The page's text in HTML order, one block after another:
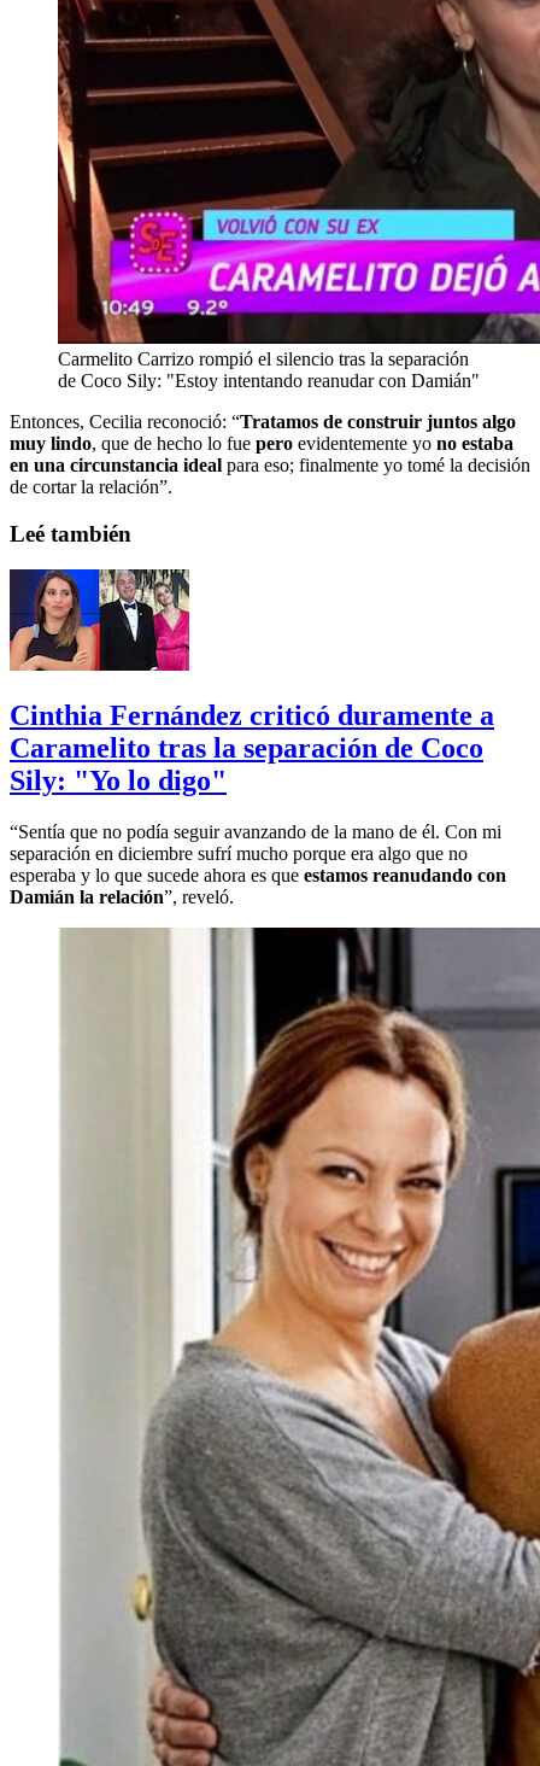
Carmelito Carrizo rompió el silencio tras la separación
de Coco Sily: "Estoy intentando reanudar con Damián"
Entonces, Cecilia reconoció: “Tratamos de construir juntos algo
muy lindo, que de hecho lo fue pero evidentemente yo no estaba
en una circunstancia ideal para eso; finalmente yo tomé la decisión
de cortar la relación”.
Leé también
Cinthia Fernández criticó duramente a
Caramelito tras la separación de Coco
Sily: "Yo lo digo"
“Sentía que no podía seguir avanzando de la mano de él. Con mi
separación en diciembre sufrí mucho porque era algo que no
esperaba y lo que sucede ahora es que estamos reanudando con
Damián la relación”, reveló.